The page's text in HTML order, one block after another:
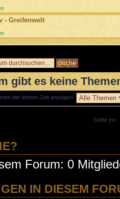
- Greifenwelt
gibt es keine
der letzten Zeit anzeigen:
Gehe zu:
Forum: 0
IN DIESEM